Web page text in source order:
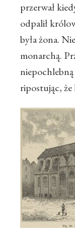
przerwał
odpalił
była żona.
monarchą.
ripostując,